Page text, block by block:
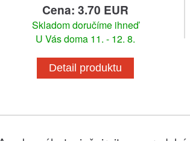
Cena: 3.70 EUR
Skladom doručíme ihneď
U Vás doma 11. - 12. 8.
Detail produktu